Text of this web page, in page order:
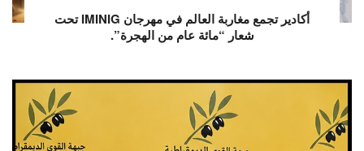
أكادير تجمع مغاربة العالم في مهرجان IMINIG تحت
شعار “مائة عام من الهجرة”.